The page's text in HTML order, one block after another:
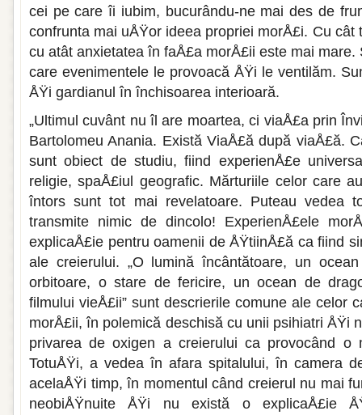
cei pe care îi iubim, bucurându-ne mai des de
confrun­ta mai uÅŸor ideea propriei morÅ£i. Cu cât
cu atât anxietatea în faÅ£a morÅ£ii este mai mare.
care evenimentele le provoa­că ÅŸi le ventilăm.
ÅŸi gardianul în închisoarea interioară.
„Ultimul cuvânt nu îl are moartea, ci viaÅ£a prin
Bartolomeu Anania. Există ViaÅ£ă după viaÅ£ă.
sunt obiect de studiu, fiind experienÅ£e
religie, spaÅ£iul geografic. Mărturiile celor care
întors sunt tot mai revela­toare. Puteau vedea
transmite nimic de dincolo! ExperienÅ£ele
explicaÅ£ie pentru oamenii de ÅŸtiinÅ£ă ca fi­ind
ale creie­rului. „O lumină încântătoare, un
orbitoare, o stare de fericire, un ocean de
filmului vieÅ£ii” sunt descrie­rile comune ale celor
morÅ£ii, în polemică deschisă cu unii psihiatri ÅŸi
privarea de oxigen a creierului ca provocând o
TotuÅŸi, a vedea în afara spitalului, în ca­mera
acelaÅŸi timp, în momentul când creierul nu mai
neobiÅŸnuite ÅŸi nu există o explicaÅ£ie